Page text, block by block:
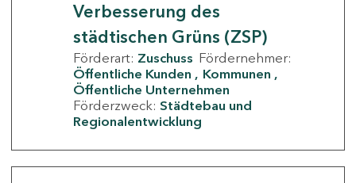
Verbesserung des
städtischen Grüns (ZSP)
Förderart: Zuschuss Fördernehmer:
Öffentliche Kunden
Kommunen
Öffentliche Unternehmen
Förderzweck: Städtebau und
Regionalentwicklung